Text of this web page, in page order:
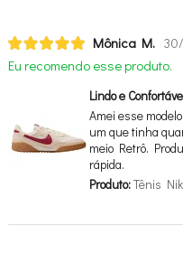
Mônica M.
Eu recomendo esse produto.
Lindo e
Amei esse
um que tinha
meio Retrô.
rápida.
Produto:Tênis